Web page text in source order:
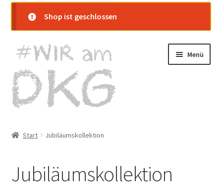
Shop ist geschlossen
Zur
Navigation
springen
Zum
Inhalt
springen
Menü
Warenkorb
Start Jubiläumskollektion
Jubiläumskollektion